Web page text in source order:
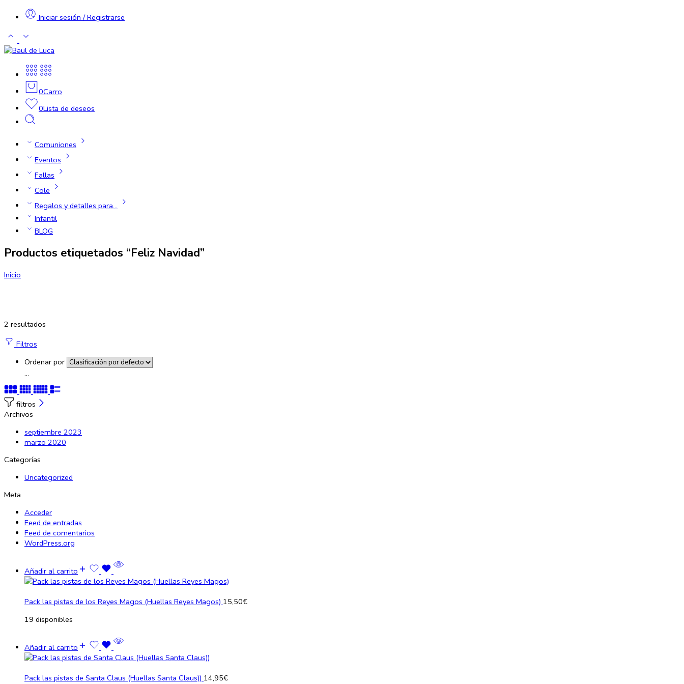
Iniciar sesión / Registrarse
0Carro
0Lista de deseos
Comuniones
Eventos
Fallas
Cole
Regalos y detalles para…
Infantil
BLOG
Productos etiquetados “Feliz Navidad”
Inicio
2 resultados
Filtros
Ordenar por
...
filtros
Archivos
septiembre 2023
marzo 2020
Categorías
Uncategorized
Meta
Acceder
Feed de entradas
Feed de comentarios
WordPress.org
Añadir al carrito
Pack las pistas de los Reyes Magos (Huellas Reyes Magos) 15,50€
19 disponibles
Añadir al carrito
Pack las pistas de Santa Claus (Huellas Santa Claus)) 14,95€